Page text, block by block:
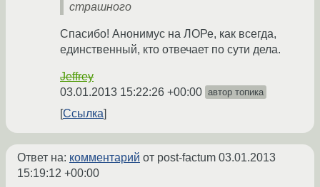
страшного
Спасибо! Анонимус на ЛОРе, как всегда,
единственный, кто отвечает по сути дела.
Jeffrey
03.01.2013 15:22:26 +00:00 автор топика
Ссылка
Ответ на: комментарий от post-factum 03.01.2013
15:19:12 +00:00